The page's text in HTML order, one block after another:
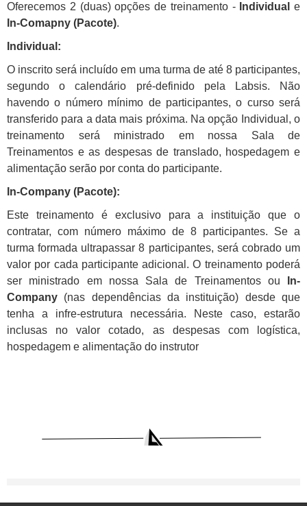
Oferecemos 2 (duas) opções de treinamento - Individual e
In-Comapny (Pacote).
Individual:
O inscrito será incluído em uma turma de até 8 participantes,
segundo o calendário pré-definido pela Labsis. Não
havendo o número mínimo de participantes, o curso será
transferido para a data mais próxima. Na opção Individual, o
treinamento será ministrado em nossa Sala de
Treinamentos e as despesas de translado, hospedagem e
alimentação serão por conta do participante.
In-Company (Pacote):
Este treinamento é exclusivo para a instituição que o
contratar, com número máximo de 8 participantes. Se a
turma formada ultrapassar 8 participantes, será cobrado um
valor por cada participante adicional. O treinamento poderá
ser ministrado em nossa Sala de Treinamentos ou
In-
Company (nas dependências da instituição) desde que
tenha a infre-estrutura necessária. Neste caso, estarão
inclusas no valor cotado, as despesas com logística,
hospedagem e alimentação do instrutor